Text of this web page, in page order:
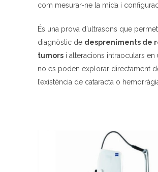
com mesurar-ne la mida i
És una prova d’ultrasons que
diagnòstic de despreniments de
tumors i alteracions intraoculars en
no es poden explorar directament
l’existència de cataracta o